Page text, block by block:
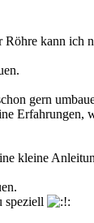
kann ich
gern
Erfahrungen,
kleine
speziell